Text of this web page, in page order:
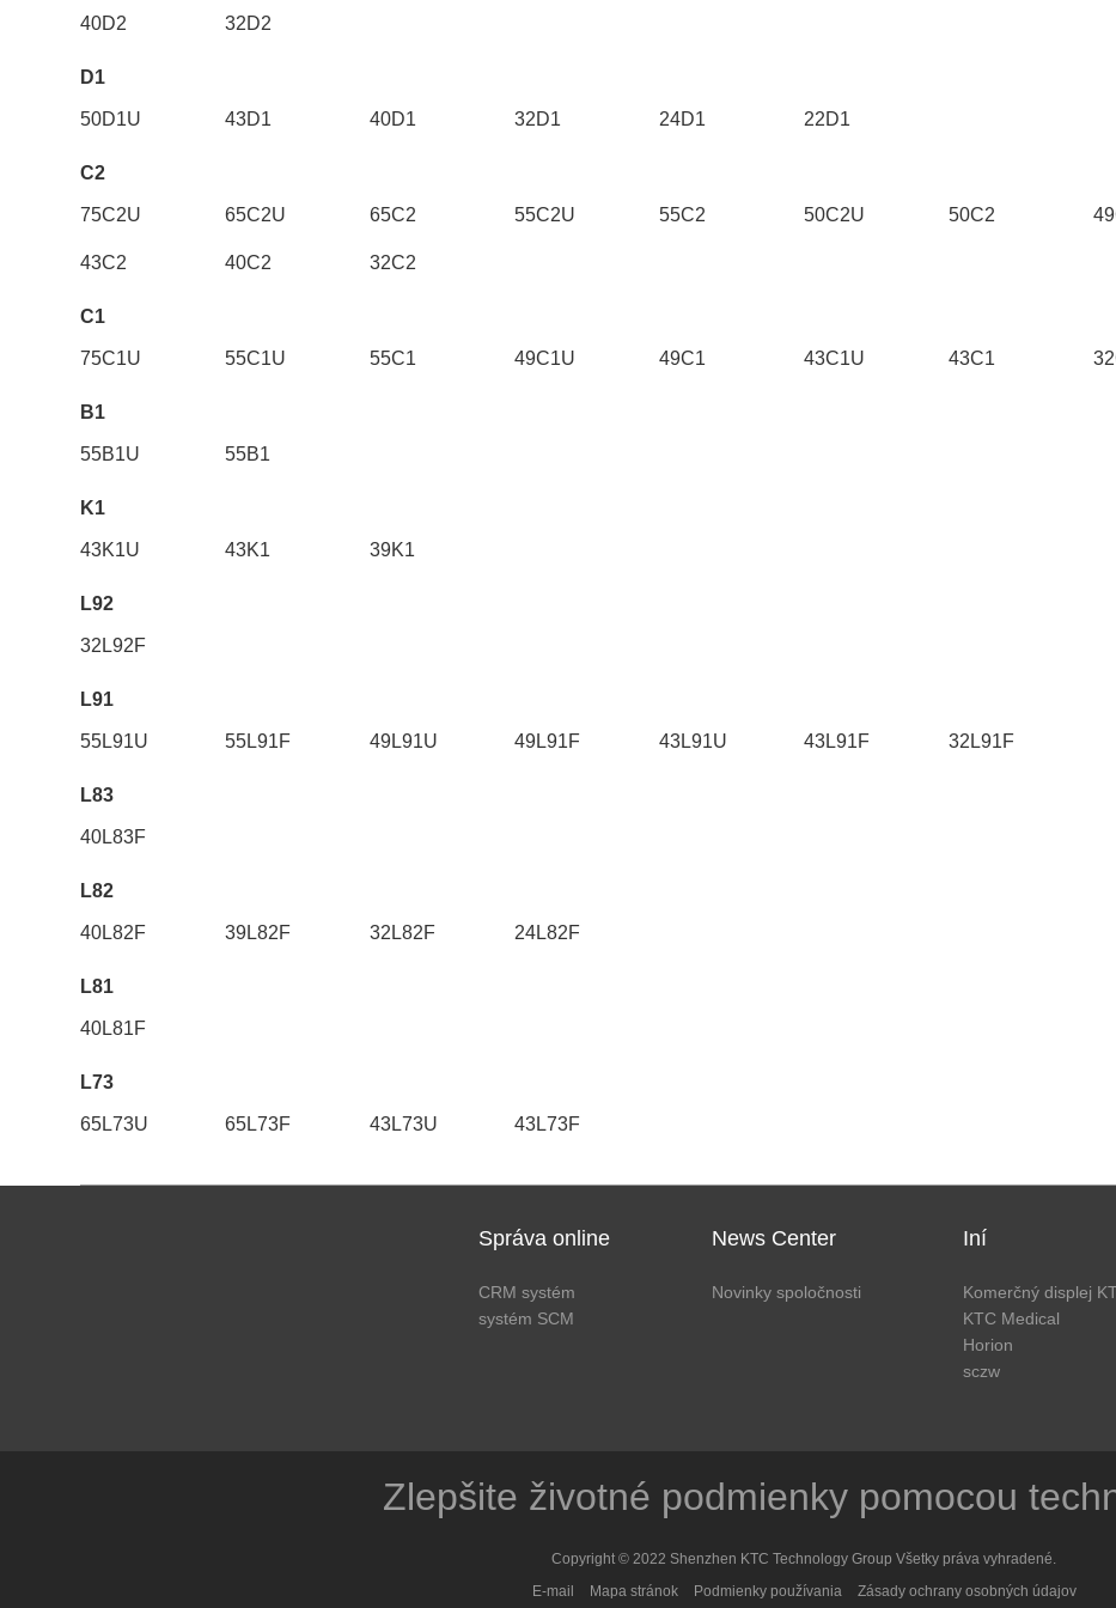
40D2 32D2
D1
50D1U 43D1 40D1 32D1 24D1 22D1
C2
75C2U 65C2U 65C2 55C2U 55C2 50C2U 50C2
43C2 40C2 32C2
C1
75C1U 55C1U 55C1 49C1U 49C1 43C1U 43C1
B1
55B1U 55B1
K1
43K1U 43K1 39K1
L92
32L92F
L91
55L91U 55L91F 49L91U 49L91F 43L91U 43L91F 32L91F
L83
40L83F
L82
40L82F 39L82F 32L82F 24L82F
L81
40L81F
L73
65L73U 65L73F 43L73U 43L73F
Správa online
CRM systém
systém SCM
News Center
Novinky spoločnosti
Iní
Komerčný displej
KTC Medical
Horion
sczw
Zlepšite životné podmienky pomocou
Copyright © 2022 Shenzhen KTC Technology Group Všetky práva vyhradené.
E-mail
Mapa stránok Podmienky používania Zásady ochrany osobných údajov